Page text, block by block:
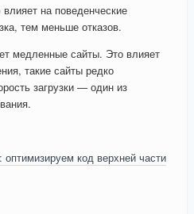
на поведенческие
тем меньше отказов.
медленные сайты. Это влияет
такие сайты редко
загрузки — один из
оптимизируем код верхней части